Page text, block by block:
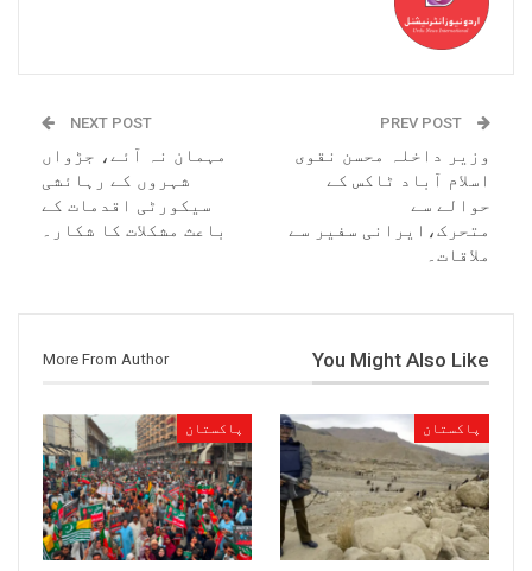
وزیر داخلہ محسن نقوی
اسلام آباد ٹاکس کے
حوالے سے
متحرک،ایرانی سفیر سے
ملاقات۔
NEXT POST
مہمان نہ آئے، جڑواں
شہروں کے رہائشی
سیکورٹی اقدمات کے
باعث مشکلات کا شکار۔
You Might Also Like
More From Author
پاکستان پاکستان